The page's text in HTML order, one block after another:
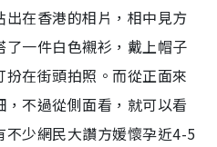
在香港的相片，相中見方
一件白色襯衫，戴上帽子
在街頭拍照。而從正面來
不過從側面看，就可以看
少網民大讚方媛懷孕近4-5